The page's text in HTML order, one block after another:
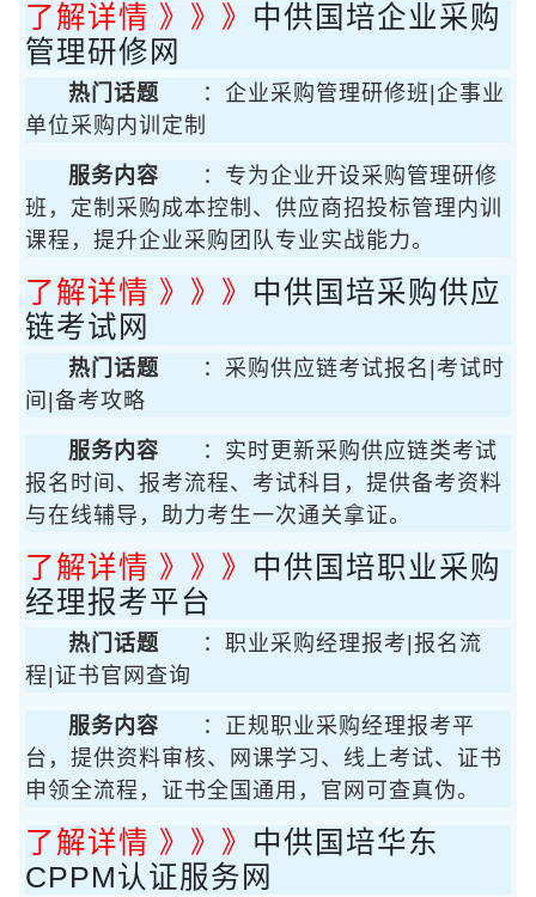
了解详情 》》》 中供国培企业采购
管理研修网
热门话题
：企业采购管理研修班|企事业
单位采购内训定制
服务内容
：专为企业开设采购管理研修
班，定制采购成本控制、供应商招投标管理内训
课程，提升企业采购团队专业实战能力。
了解详情 》》》 中供国培采购供应
链考试网
热门话题
：采购供应链考试报名|考试时
间|备考攻略
服务内容
：实时更新采购供应链类考试
报名时间、报考流程、考试科目，提供备考资料
与在线辅导，助力考生一次通关拿证。
了解详情 》》》 中供国培职业采购
经理报考平台
热门话题
：职业采购经理报考|报名流
程|证书官网查询
服务内容
：正规职业采购经理报考平
台，提供资料审核、网课学习、线上考试、证书
申领全流程，证书全国通用，官网可查真伪。
了解详情 》》》 中供国培华东
CPPM认证服务网